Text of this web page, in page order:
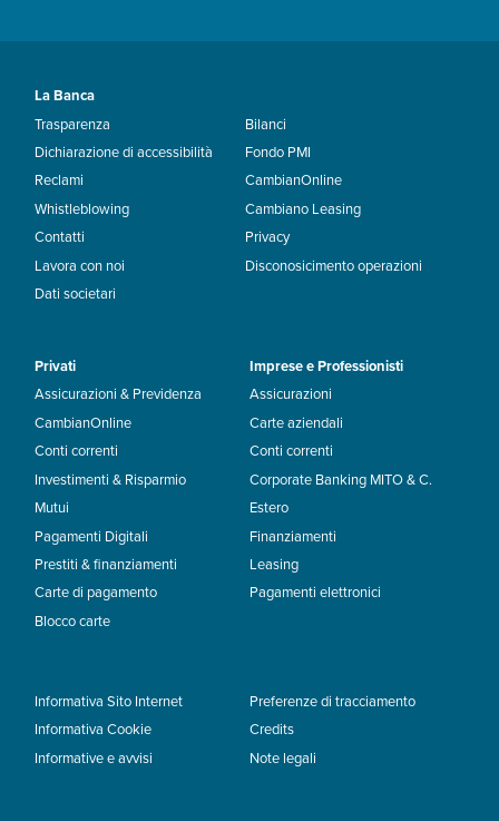
La Banca
Trasparenza
Dichiarazione di accessibilità
Reclami
Whistleblowing
Contatti
Lavora con noi
Dati societari
Bilanci
Fondo PMI
CambianOnline
Cambiano Leasing
Privacy
Disconosicimento operazioni
Privati
Assicurazioni & Previdenza
CambianOnline
Conti correnti
Investimenti & Risparmio
Mutui
Pagamenti Digitali
Prestiti & finanziamenti
Carte di pagamento
Blocco carte
Imprese e Professionisti
Assicurazioni
Carte aziendali
Conti correnti
Corporate Banking MITO & C.
Estero
Finanziamenti
Leasing
Pagamenti elettronici
Informativa Sito Internet
Informativa Cookie
Informative e avvisi
Preferenze di tracciamento
Credits
Note legali